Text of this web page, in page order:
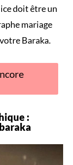
doit être un
mariage
Baraka.
:
baraka